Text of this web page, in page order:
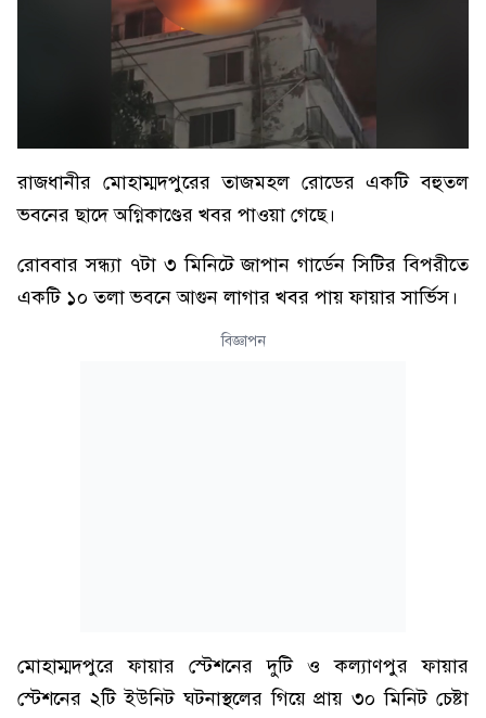
রাজধানীর মোহাম্মদপুরের তাজমহল রোডের একটি বহুতল
ভবনের ছাদে অগ্নিকাণ্ডের খবর পাওয়া গেছে।
রোববার সন্ধ্যা ৭টা ৩ মিনিটে জাপান গার্ডেন সিটির বিপরীতে
একটি ১০ তলা ভবনে আগুন লাগার খবর পায় ফায়ার সার্ভিস।
বিজ্ঞাপন
মোহাম্মদপুরে ফায়ার স্টেশনের দুটি ও কল্যাণপুর ফায়ার
স্টেশনের ২টি ইউনিট ঘটনাস্থলের গিয়ে প্রায় ৩০ মিনিট চেষ্টা